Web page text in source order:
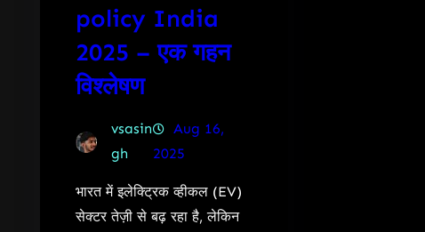
policy India
2025 – एक गहन
विश्लेषण
vsasin
gh
Aug 16,
2025
भारत में इलेक्ट्रिक व्हीकल (EV)
सेक्टर तेज़ी से बढ़ रहा है, लेकिन